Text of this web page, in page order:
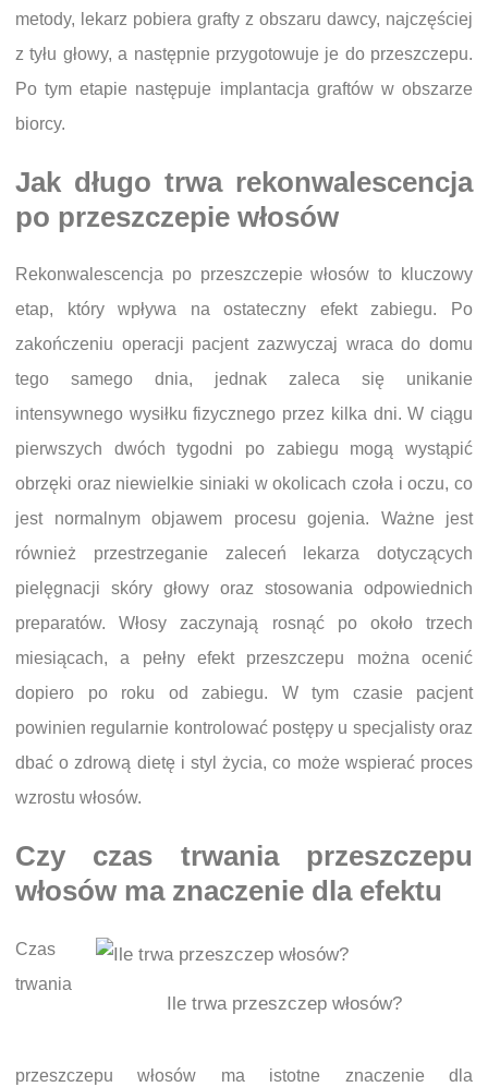
metody, lekarz pobiera grafty z obszaru dawcy, najczęściej
z tyłu głowy, a następnie przygotowuje je do przeszczepu.
Po tym etapie następuje implantacja graftów w obszarze
biorcy.
Jak długo trwa rekonwalescencja
po przeszczepie włosów
Rekonwalescencja po przeszczepie włosów to kluczowy
etap, który wpływa na ostateczny efekt zabiegu. Po
zakończeniu operacji pacjent zazwyczaj wraca do domu
tego samego dnia, jednak zaleca się unikanie
intensywnego wysiłku fizycznego przez kilka dni. W ciągu
pierwszych dwóch tygodni po zabiegu mogą wystąpić
obrzęki oraz niewielkie siniaki w okolicach czoła i oczu, co
jest normalnym objawem procesu gojenia. Ważne jest
również przestrzeganie zaleceń lekarza dotyczących
pielęgnacji skóry głowy oraz stosowania odpowiednich
preparatów. Włosy zaczynają rosnąć po około trzech
miesiącach, a pełny efekt przeszczepu można ocenić
dopiero po roku od zabiegu. W tym czasie pacjent
powinien regularnie kontrolować postępy u specjalisty oraz
dbać o zdrową dietę i styl życia, co może wspierać proces
wzrostu włosów.
Czy czas trwania przeszczepu
włosów ma znaczenie dla efektu
Ile trwa przeszczep włosów?
Czas
trwania
przeszczepu włosów ma istotne znaczenie dla